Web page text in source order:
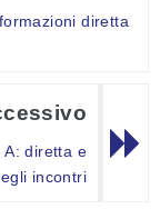
diretta
A: diretta e
incontri